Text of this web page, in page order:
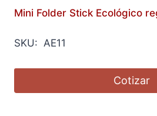
Mini Folder Stick Ecológico
SKU: AE11
Cotizar